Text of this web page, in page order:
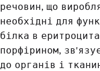
речовин, що
необхідні для
білка в
порфірином,
до органів і